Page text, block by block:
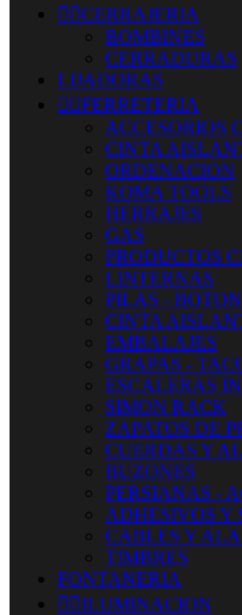
 CERRAJERIA
BOMBINES
CERRADURAS
LIJADORAS
 FERRETERIA
ACCESORIOS
CINTA
ORDENACION
KOMA TOOLS
HERRAJES
GAS
PRODUCTOS
LINTERNAS
PILAS -
CINTA
EMBALAJES
GRAPAS -
ESCALERAS
SIMON RACK
ZAPATOS DE
CUERDAS Y
BUZONES
PERSIANAS -
ADHESIVOS Y
CABLES Y
TIMBRES
FONTANERIA
 ILUMINACION